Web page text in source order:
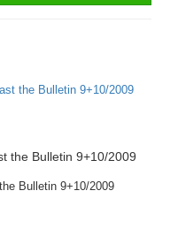
the Bulletin 9+10/2009
Bulletin 9+10/2009